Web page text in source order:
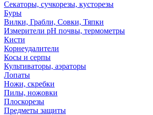
Секаторы, сучкорезы, кусторезы
Буры
Вилки, Грабли, Совки, Тяпки
Измерители pH почвы, термометры
Кисти
Корнеудалители
Косы и серпы
Культиваторы, аэраторы
Лопаты
Ножи, скребки
Пилы, ножовки
Плоскорезы
Предметы защиты